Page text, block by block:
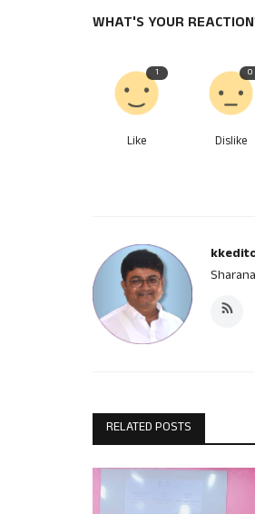
WHAT'S YOUR
1
Like
0
Dislike
RELATED POSTS